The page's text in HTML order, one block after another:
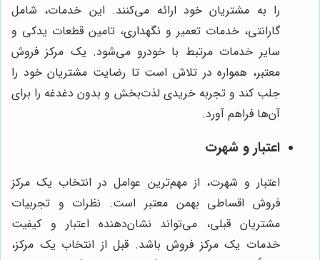
را به مشتریان خود ارائه می‌کنند. این خدمات، شامل
گارانتی، خدمات تعمیر و نگهداری، تامین قطعات یدکی و
سایر خدمات مرتبط با خودرو می‌شود. یک مرکز فروش
معتبر، همواره در تلاش است تا رضایت مشتریان خود را
جلب کند و تجربه خریدی لذت‌بخش و بدون دغدغه را برای
آن‌ها فراهم آورد.
اعتبار و شهرت
اعتبار و شهرت، از مهم‌ترین عوامل در انتخاب یک مرکز
فروش اقساطی بهمن معتبر است. نظرات و تجربیات
مشتریان قبلی، می‌تواند نشان‌دهنده اعتبار و کیفیت
خدمات یک مرکز فروش باشد. قبل از انتخاب یک مرکز،